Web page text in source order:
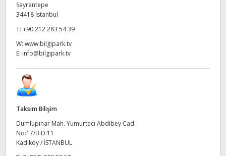
Seyrantepe
34418 İstanbul
T: +90 212 283 54 39
W: www.bilgipark.tv
E: info@bilgipark.tv
Taksim Bilişim
Dumlupınar Mah. Yumurtacı Abdibey Cad.
No:17/B D:11
Kadıköy / İSTANBUL